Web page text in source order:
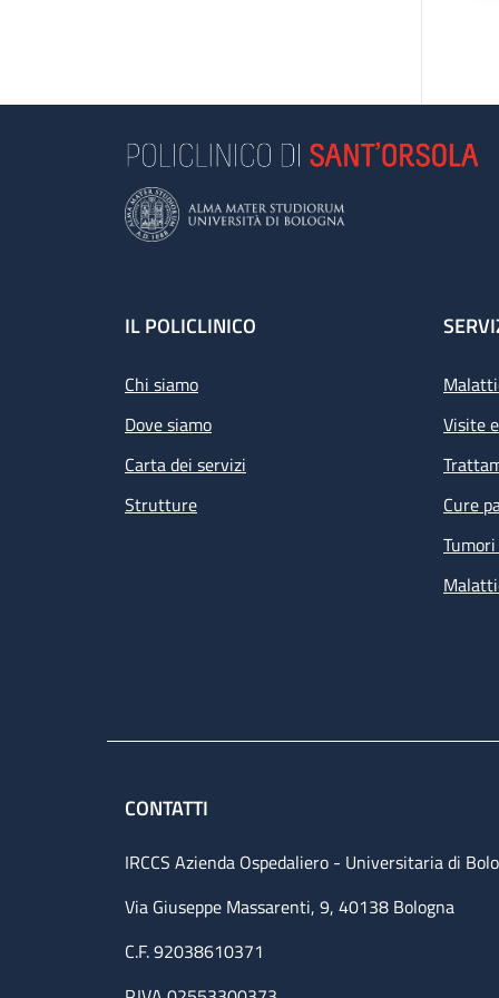
Footer
IL POLICLINICO
Chi siamo
Dove siamo
Carta dei servizi
Strutture
Visite
Cure
CONTATTI
IRCCS Azienda Ospedaliero - Universitaria di
Via Giuseppe Massarenti, 9, 40138 Bologna
C.F. 92038610371